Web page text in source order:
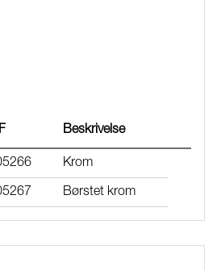
Beskrivelse
Krom
Børstet krom